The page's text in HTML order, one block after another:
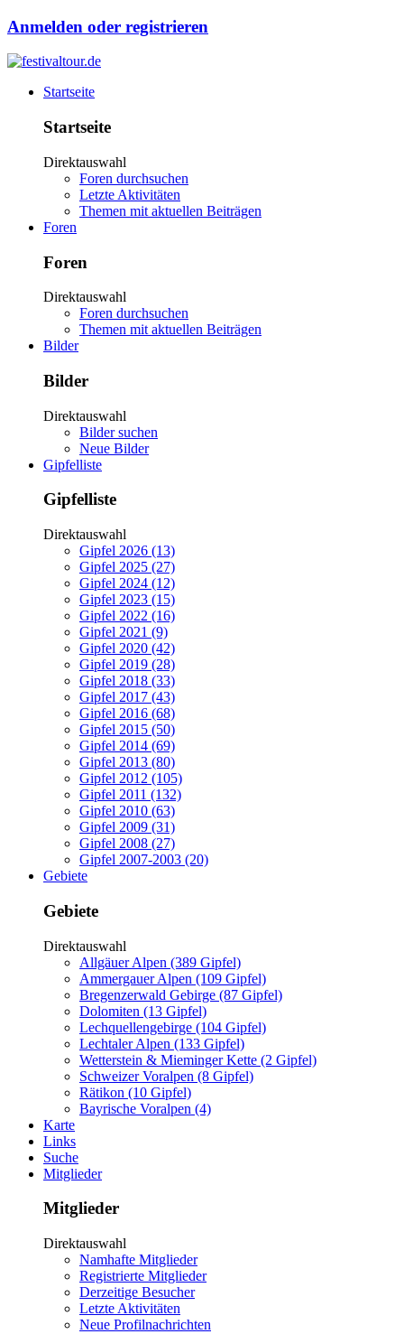
Anmelden oder registrieren
Startseite
Startseite
Direktauswahl
Foren durchsuchen
Letzte Aktivitäten
Themen mit aktuellen Beiträgen
Foren
Foren
Direktauswahl
Foren durchsuchen
Themen mit aktuellen Beiträgen
Bilder
Bilder
Direktauswahl
Bilder suchen
Neue Bilder
Gipfelliste
Gipfelliste
Direktauswahl
Gipfel 2026 (13)
Gipfel 2025 (27)
Gipfel 2024 (12)
Gipfel 2023 (15)
Gipfel 2022 (16)
Gipfel 2021 (9)
Gipfel 2020 (42)
Gipfel 2019 (28)
Gipfel 2018 (33)
Gipfel 2017 (43)
Gipfel 2016 (68)
Gipfel 2015 (50)
Gipfel 2014 (69)
Gipfel 2013 (80)
Gipfel 2012 (105)
Gipfel 2011 (132)
Gipfel 2010 (63)
Gipfel 2009 (31)
Gipfel 2008 (27)
Gipfel 2007-2003 (20)
Gebiete
Gebiete
Direktauswahl
Allgäuer Alpen (389 Gipfel)
Ammergauer Alpen (109 Gipfel)
Bregenzerwald Gebirge (87 Gipfel)
Dolomiten (13 Gipfel)
Lechquellengebirge (104 Gipfel)
Lechtaler Alpen (133 Gipfel)
Wetterstein & Mieminger Kette (2 Gipfel)
Schweizer Voralpen (8 Gipfel)
Rätikon (10 Gipfel)
Bayrische Voralpen (4)
Karte
Links
Suche
Mitglieder
Mitglieder
Direktauswahl
Namhafte Mitglieder
Registrierte Mitglieder
Derzeitige Besucher
Letzte Aktivitäten
Neue Profilnachrichten